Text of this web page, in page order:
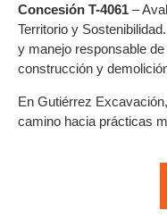
Concesión T-4061 –
Territorio y
y manejo responsable
construcción y
En Gutiérrez
camino hacia prácticas